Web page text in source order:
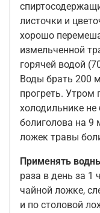
листочки и
хорошо
измельченной
горячей водой
Воды брать 200
прогреть. Утром
холодильнике
болиголова на 9
ложек травы
Применять
раза в день за 1
чайной ложке,
и по столовой